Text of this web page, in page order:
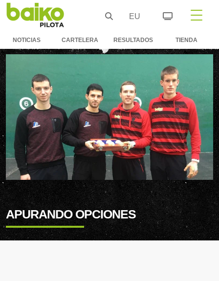
EU
NOTICIAS CARTELERA RESULTADOS TIENDA
APURANDO OPCIONES